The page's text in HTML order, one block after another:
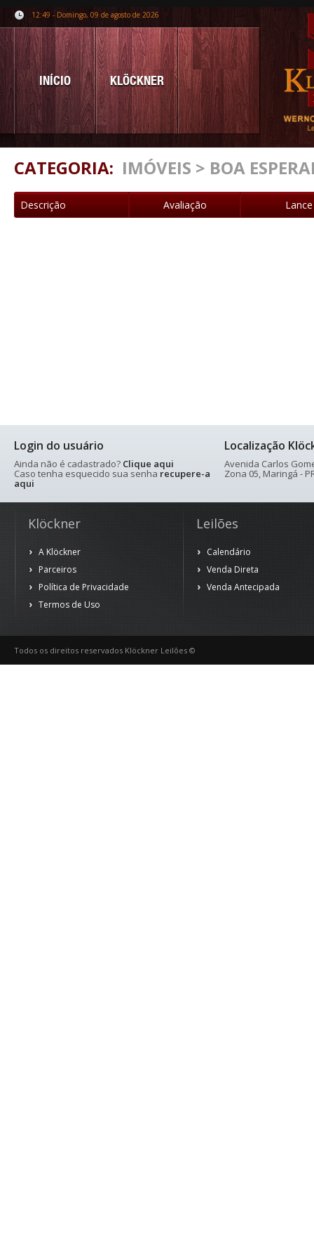
12:49 - Domingo, 09 de agosto de 2026
INÍCIO KLÖCKNER
CATEGORIA: IMÓVEIS > BOA
Descrição Avaliação
Login do usuário
Ainda não é cadastrado? Clique aqui
Caso tenha esquecido sua senha recupere-a
aqui
Localização
Avenida Carlos
Zona 05, Maringá -
Klöckner
A Klöckner
Parceiros
Política de Privacidade
Termos de Uso
Leilões
Calendário
Venda Direta
Venda Antecipada
Todos os direitos reservados Klöckner Leilões ©